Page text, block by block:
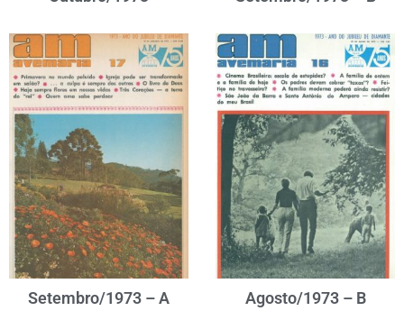
Setembro/1973 – A Agosto/1973 – B